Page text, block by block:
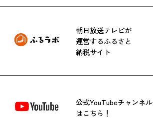
朝日放送テレビが
運営するふるさと
納税サイト
公式YouTubeチャンネル
はこちら！